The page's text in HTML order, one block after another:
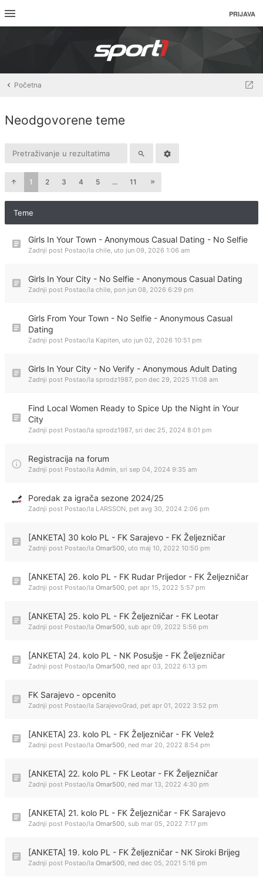
PRIJAVA
Početna
Neodgovorene teme
1 2 3 4 5 ... 11
Teme
Girls In Your Town - Anonymous Casual Dating - No Selfie
Zadnji post Postao/la chile, uto jun 09, 2026 1:06 am
Girls In Your City - No Selfie - Anonymous Casual Dating
Zadnji post Postao/la chile, pon jun 08, 2026 6:29 pm
Girls From Your Town - No Selfie - Anonymous Casual
Dating
Zadnji post Postao/la Kapiten, uto jun 02, 2026 10:51 pm
Girls In Your City - No Verify - Anonymous Adult Dating
Zadnji post Postao/la sprodz1987, pon dec 29, 2025 11:08 am
Find Local Women Ready to Spice Up the Night in Your
City
Zadnji post Postao/la sprodz1987, sri dec 25, 2024 8:01 pm
Registracija na forum
Zadnji post Postao/la Admin, sri sep 04, 2024 9:35 am
Poredak za igrača sezone 2024/25
Zadnji post Postao/la LARSSON, pet avg 30, 2024 2:06 pm
[ANKETA] 30 kolo PL - FK Sarajevo - FK Željezničar
Zadnji post Postao/la Omar500, uto maj 10, 2022 10:50 pm
[ANKETA] 26. kolo PL - FK Rudar Prijedor - FK Željezničar
Zadnji post Postao/la Omar500, pet apr 15, 2022 5:57 pm
[ANKETA] 25. kolo PL - FK Željezničar - FK Leotar
Zadnji post Postao/la Omar500, sub apr 09, 2022 5:56 pm
[ANKETA] 24. kolo PL - NK Posušje - FK Željezničar
Zadnji post Postao/la Omar500, ned apr 03, 2022 6:13 pm
FK Sarajevo - opcenito
Zadnji post Postao/la SarajevoGrad, pet apr 01, 2022 3:52 pm
[ANKETA] 23. kolo PL - FK Željezničar - FK Velež
Zadnji post Postao/la Omar500, ned mar 20, 2022 8:54 pm
[ANKETA] 22. kolo PL - FK Leotar - FK Željezničar
Zadnji post Postao/la Omar500, ned mar 13, 2022 4:30 pm
[ANKETA] 21. kolo PL - FK Željezničar - FK Sarajevo
Zadnji post Postao/la Omar500, sub mar 05, 2022 7:17 pm
[ANKETA] 19. kolo PL - FK Željezničar - NK Siroki Brijeg
Zadnji post Postao/la Omar500, ned dec 05, 2021 5:16 pm